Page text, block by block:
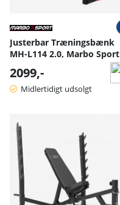
Justerbar Træningsbænk
MH-L114 2.0, Marbo Sport
2099,-
Midlertidigt udsolgt